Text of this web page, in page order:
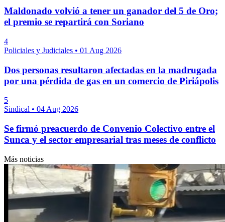
Maldonado volvió a tener un ganador del 5 de Oro;
el premio se repartirá con Soriano
4
Policiales y Judiciales • 01 Aug 2026
Dos personas resultaron afectadas en la madrugada
por una pérdida de gas en un comercio de Piriápolis
5
Sindical • 04 Aug 2026
Se firmó preacuerdo de Convenio Colectivo entre el
Sunca y el sector empresarial tras meses de conflicto
Más noticias